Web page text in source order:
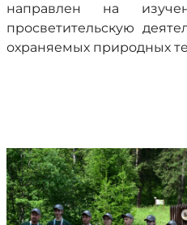
направлен на
просветительскую
охраняемых природных